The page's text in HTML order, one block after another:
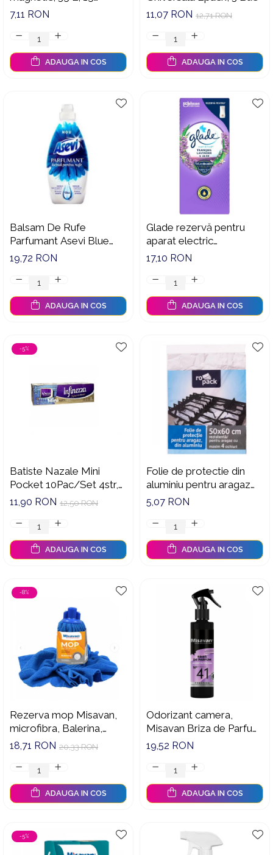
buc/rola, Epack
7,11 RON
ADAUGA IN COS
12,71 RON
11,07 RON
ADAUGA IN COS
Balsam De Rufe
Parfumant Asevi Blue
720 ml
19,72 RON
ADAUGA IN COS
Glade rezervă pentru
aparat electric
touch&fresh cu aromă
17,10 RON
ADAUGA IN COS
-5%
Batiste Nazale Mini
Pocket 10Pac/Set 4str,
Infinezza - 90032585
12,50 RON
11,90 RON
ADAUGA IN COS
Folie de protectie din
aluminiu pentru aragaz
Ropack, 50 x 60 cm
5,07 RON
ADAUGA IN COS
-8%
Rezerva mop Misavan,
microfibra, Balerina,
albastru, rosu, verde. -
20,33 RON
18,71 RON
ADAUGA IN COS
Odorizant camera,
Misavan Briza de Parfum
Nr.41 Asfintit in Toscana
19,52 RON
ADAUGA IN COS
-5%